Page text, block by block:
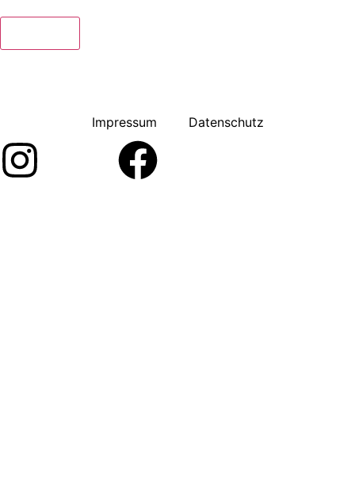
Impressum Datenschutz